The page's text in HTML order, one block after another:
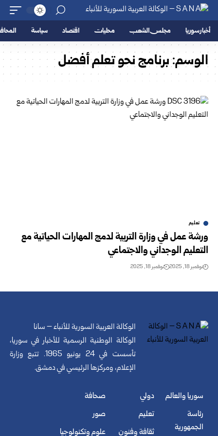
أخبار سوريا مجلس الشعب محليات اقتصاد سياسة
الوسم:برنامج نحو تعلم أفضل
تعليم
ورشة عمل في وزارة التربية لدمج المهارات الحياتية مع
التعليم الوجداني والاجتماعي
نوفمبر 18, 2025 نوفمبر 18, 2025
الوكالة العربية السورية للأنباء – سانا
الوكالة الوطنية الرسمية للأخبار في سوريا،
تأسست في 24 يونيو 1965. تتبع وزارة
الإعلام، ومركزها الرئيسي في دمشق.
سوريا والعالم
رئاسة
الجمهورية
دولي
تعليم
ثقافة وفنون
صحافة
صور
علوم وتكنولوجيا